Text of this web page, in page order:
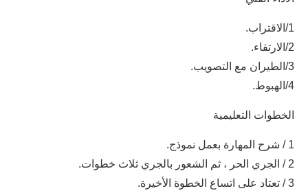
الخطوات التعليمية